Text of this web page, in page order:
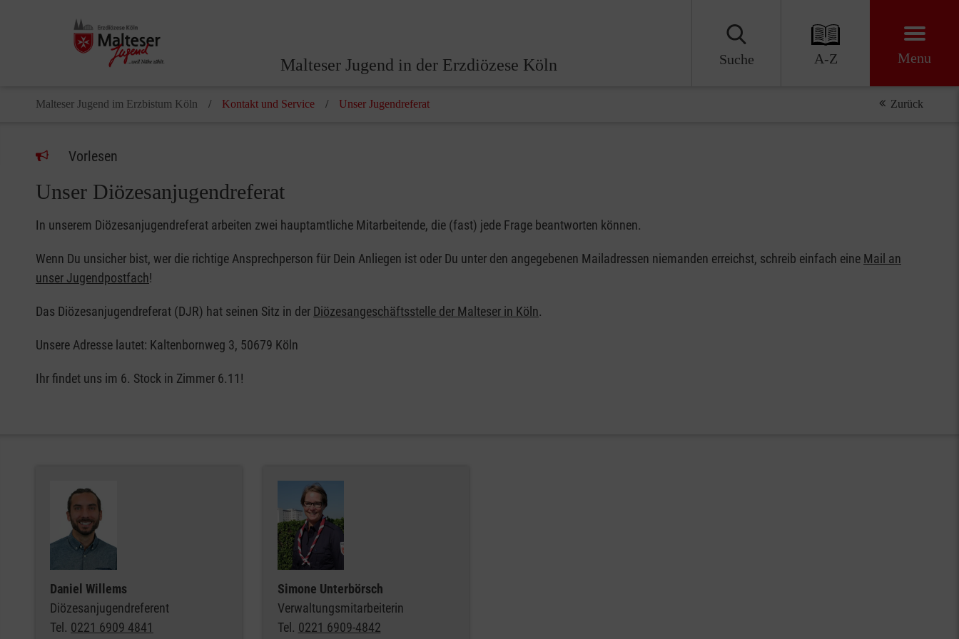
Malteser Jugend in der Erzdiözese Köln Suche A-Z Menu
Malteser Jugend im Erzbistum Köln Kontakt und Service Unser Jugendreferat Zurück
Vorlesen
Unser Diözesanjugendreferat
In unserem Diözesanjugendreferat arbeiten zwei hauptamtliche Mitarbeitende, die (fast) jede Frage beantworten können.
Wenn Du unsicher bist, wer die richtige Ansprechperson für Dein Anliegen ist oder Du unter den angegebenen Mailadressen niemanden erreichst, schreib einfach eine Mail an
unser Jugendpostfach!
Das Diözesanjugendreferat (DJR) hat seinen Sitz in der Diözesangeschäftsstelle der Malteser in Köln.
Unsere Adresse lautet: Kaltenbornweg 3, 50679 Köln
Ihr findet uns im 6. Stock in Zimmer 6.11!
Daniel Willems
Diözesanjugendreferent
Tel. 0221 6909 4841
Simone Unterbörsch
Verwaltungsmitarbeiterin
Tel. 0221 6909-4842